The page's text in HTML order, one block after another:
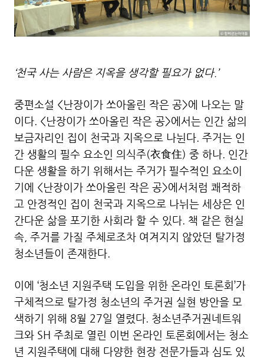
‘천국 사는 사람은 지옥을 생각할 필요가 없다.’
중편소설 <난장이가 쏘아올린 작은 공>에 나오는 말
이다. <난장이가 쏘아올린 작은 공>에서는 인간 삶의
보금자리인 집이 천국과 지옥으로 나뉜다. 주거는 인
간 생활의 필수 요소인 의식주(衣食住) 중 하나. 인간
다운 생활을 하기 위해서는 주거가 필수적인 요소이
기에 <난장이가 쏘아올린 작은 공>에서처럼 쾌적하
고 안정적인 집이 천국과 지옥으로 나뉘는 세상은 인
간다운 삶을 포기한 사회라 할 수 있다. 책 같은 현실
속, 주거를 가질 주체로조차 여겨지지 않았던 탈가정
청소년들이 존재한다.
이에 ‘청소년 지원주택 도입을 위한 온라인 토론회’가
구체적으로 탈가정 청소년의 주거권 실현 방안을 모
색하기 위해 8월 27일 열렸다. 청소년주거권네트워
크와 SH 주최로 열린 이번 온라인 토론회에서는 청소
년 지원주택에 대해 다양한 현장 전문가들과 심도 있